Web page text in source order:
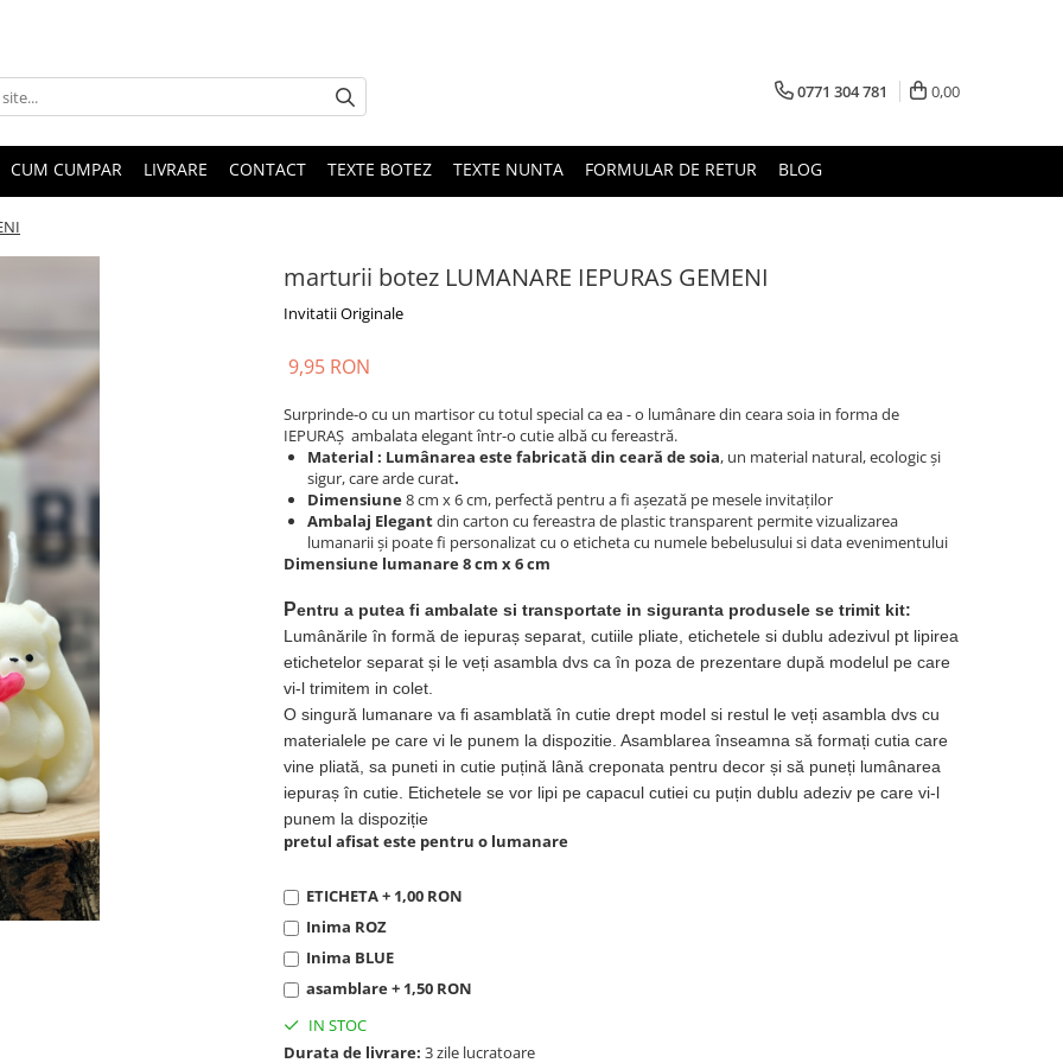
0771 304 781 0,00
CUM CUMPAR LIVRARE CONTACT TEXTE BOTEZ TEXTE NUNTA FORMULAR DE RETUR BLOG
marturii botez LUMANARE IEPURAS GEMENI
Invitatii Originale
9,95 RON
Surprinde-o cu un martisor cu totul special ca ea - o lumânare din ceara soia in forma de
IEPURAȘ ambalata elegant într-o cutie albă cu fereastră.
Material : Lumânarea este fabricată din ceară de soia, un material natural, ecologic și
sigur, care arde curat.
Dimensiune8 cm x 6 cm, perfectă pentru a fi așezată pe mesele invitaților
Ambalaj Elegantdin carton cu fereastra de plastic transparent permite vizualizarea
lumanarii și poate fi personalizat cu o eticheta cu numele bebelusului si data evenimentului
Dimensiune lumanare 8 cm x 6 cm
Pentru a putea fi ambalate si transportate in siguranta produsele se trimit kit:
Lumânările în formă de iepuraș separat, cutiile pliate, etichetele si dublu adezivul pt lipirea
etichetelor separat și le veți asambla dvs ca în poza de prezentare după modelul pe care
vi-l trimitem in colet.
O singură lumanare va fi asamblată în cutie drept model si restul le veți asambla dvs cu
materialele pe care vi le punem la dispozitie. Asamblarea înseamna să formați cutia care
vine pliată, sa puneti in cutie puțină lână creponata pentru decor și să puneți lumânarea
iepuraș în cutie. Etichetele se vor lipi pe capacul cutiei cu puțin dublu adeziv pe care vi-l
punem la dispoziție
pretul afisat este pentru o lumanare
ETICHETA + 1,00 RON
Inima ROZ
Inima BLUE
asamblare + 1,50 RON
IN STOC
Durata de livrare: 3 zile lucratoare